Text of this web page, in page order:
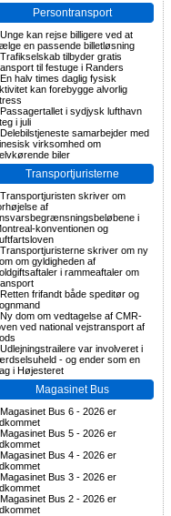
Persontransport
Unge kan rejse billigere ved at
en passende billetløsning
Trafikselskab tilbyder gratis
til festuge i Randers
En halv times daglig fysisk
kan forebygge alvorlig
Passagertallet i sydjysk lufthavn
i juli
Delebilstjeneste samarbejder med
virksomhed om
biler
Transportjuristerne
Transportjuristen skriver om
af
i
konventionen og
Transportjuristerne skriver om ny
om gyldigheden af
i rammeaftaler om
Retten frifandt både speditør og
Ny dom om vedtagelse af CMR-
ved national vejstransport af
Udlejningstrailere var involveret i
- og ender som en
i Højesteret
Magasinet Bus
Magasinet Bus 6 - 2026 er
Magasinet Bus 5 - 2026 er
Magasinet Bus 4 - 2026 er
Magasinet Bus 3 - 2026 er
Magasinet Bus 2 - 2026 er